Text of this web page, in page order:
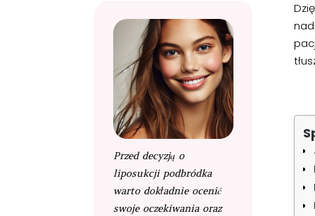
Przed decyzją o
liposukcji podbródka
warto dokładnie ocenić
swoje oczekiwania oraz